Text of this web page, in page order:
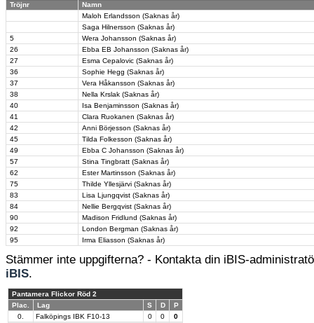
Tröjnr
Namn
Maloh Erlandsson (Saknas år)
Saga Hilnersson (Saknas år)
5
Wera Johansson (Saknas år)
26
Ebba EB Johansson (Saknas år)
27
Esma Cepalovic (Saknas år)
36
Sophie Hegg (Saknas år)
37
Vera Håkansson (Saknas år)
38
Nella Krslak (Saknas år)
40
Isa Benjaminsson (Saknas år)
41
Clara Ruokanen (Saknas år)
42
Anni Börjesson (Saknas år)
45
Tilda Folkesson (Saknas år)
49
Ebba C Johansson (Saknas år)
57
Stina Tingbratt (Saknas år)
62
Ester Martinsson (Saknas år)
75
Thilde Yllesjärvi (Saknas år)
83
Lisa Ljungqvist (Saknas år)
84
Nellie Bergqvist (Saknas år)
90
Madison Fridlund (Saknas år)
92
London Bergman (Saknas år)
95
Irma Eliasson (Saknas år)
Stämmer inte uppgifterna? - Kontakta din iBIS-
iBIS.
Pantamera Flickor Röd 2
Plac.
Lag S D P
0. Falköpings IBK F10-13 0 0
0